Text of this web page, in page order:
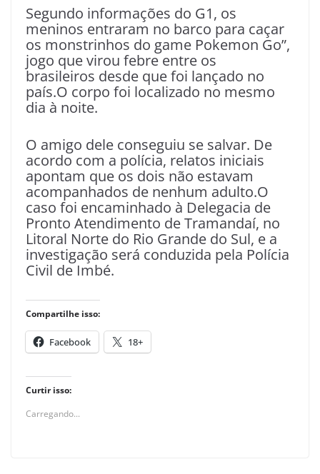
Segundo informações do G1, os
meninos entraram no barco para caçar
os monstrinhos do game Pokemon Go”,
jogo que virou febre entre os
brasileiros desde que foi lançado no
país.O corpo foi localizado no mesmo
dia à noite.
O amigo dele conseguiu se salvar. De
acordo com a polícia, relatos iniciais
apontam que os dois não estavam
acompanhados de nenhum adulto.O
caso foi encaminhado à Delegacia de
Pronto Atendimento de Tramandaí, no
Litoral Norte do Rio Grande do Sul, e a
investigação será conduzida pela Polícia
Civil de Imbé.
Compartilhe isso:
Facebook 18+
Curtir isso:
Carregando...